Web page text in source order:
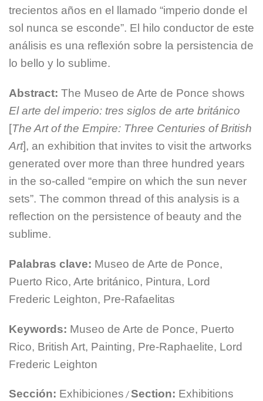
trecientos años en el llamado “imperio donde el
sol nunca se esconde”. El hilo conductor de este
análisis es una reflexión sobre la persistencia de
lo bello y lo sublime.
Abstract: The Museo de Arte de Ponce shows
El arte del imperio: tres siglos de arte británico
[The Art of the Empire: Three Centuries of British
Art], an exhibition that invites to visit the artworks
generated over more than three hundred years
in the so-called “empire on which the sun never
sets”. The common thread of this analysis is a
reflection on the persistence of beauty and the
sublime.
Palabras clave: Museo de Arte de Ponce,
Puerto Rico, Arte británico, Pintura, Lord
Frederic Leighton, Pre-Rafaelitas
Keywords: Museo de Arte de Ponce, Puerto
Rico, British Art, Painting, Pre-Raphaelite, Lord
Frederic Leighton
Sección: Exhibiciones /Section: Exhibitions